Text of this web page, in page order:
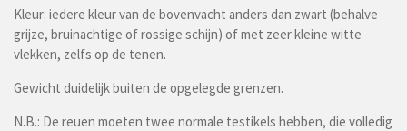
Kleur: iedere kleur van de bovenvacht anders dan zwart (behalve
grijze, bruinachtige of rossige schijn) of met zeer kleine witte
vlekken, zelfs op de tenen.
Gewicht duidelijk buiten de opgelegde grenzen.
N.B.: De reuen moeten twee normale testikels hebben, die volledig